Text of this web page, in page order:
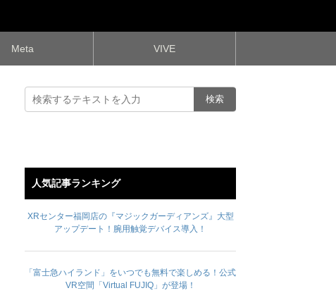
Meta VIVE
人気記事ランキング
XRセンター福岡店の『マジックガーディアンズ』大型
アップデート！腕用触覚デバイス導入！
「富士急ハイランド」をいつでも無料で楽しめる！公式
VR空間「Virtual FUJIQ」が登場！